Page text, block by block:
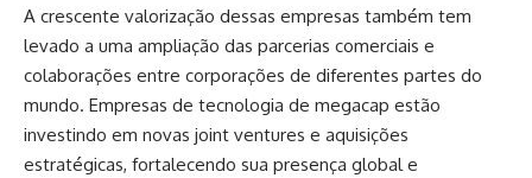
A crescente valorização dessas empresas também tem
levado a uma ampliação das parcerias comerciais e
colaborações entre corporações de diferentes partes do
mundo. Empresas de tecnologia de megacap estão
investindo em novas joint ventures e aquisições
estratégicas, fortalecendo sua presença global e